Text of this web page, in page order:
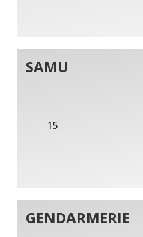
SAMU
15
GENDARMERIE